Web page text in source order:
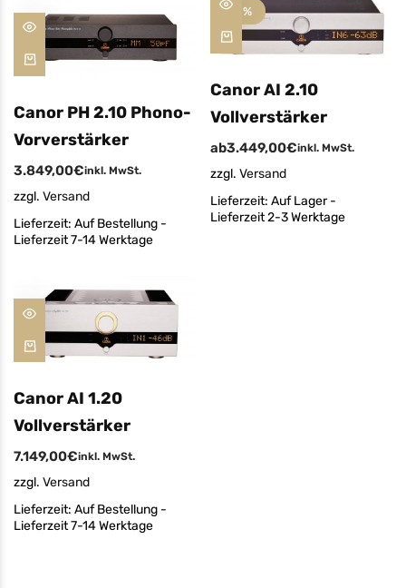
Canor PH 2.10 Phono-
Vorverstärker
3.849,00€inkl. MwSt.
zzgl. Versand
Lieferzeit: Auf Bestellung -
Lieferzeit 7-14 Werktage
-10%
Canor AI 2.10
Vollverstärker
ab3.449,00€inkl. MwSt.
zzgl. Versand
Lieferzeit: Auf Lager -
Lieferzeit 2-3 Werktage
Canor AI 1.20
Vollverstärker
7.149,00€inkl. MwSt.
zzgl. Versand
Lieferzeit: Auf Bestellung -
Lieferzeit 7-14 Werktage